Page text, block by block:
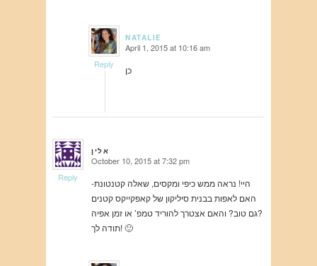
NATALIE
says: April 1, 2015 at 10:16 am
כן Reply
אלין
says: October 10, 2015 at 7:32 pm
היי! נראה ממש כיפי ומקסים, שאלה קטנטונת-
האם לאפות בבנית סיליקון של קאפקייקס קטנים
גם טוב? והאם אצטרך להוריד טמפ’ או זמן אפיה?
תודה לך! 🙂
Reply